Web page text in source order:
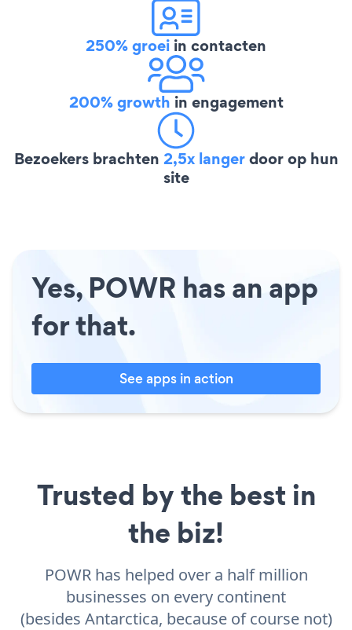
250% groei in contacten
200% growth in engagement
Bezoekers brachten 2,5x langerdoor op hun
site
Yes, POWR has an app
for that.
See apps in action
Trusted by the best in
the biz!
POWR has helped over a half million
businesses on every continent
(besides Antarctica, because of course not)